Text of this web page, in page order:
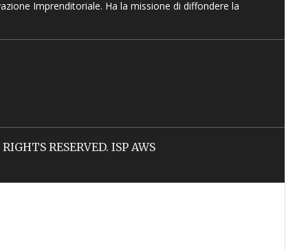
Imprenditoriale. Ha la missione di diffondere la
RESERVED. ISP AWS